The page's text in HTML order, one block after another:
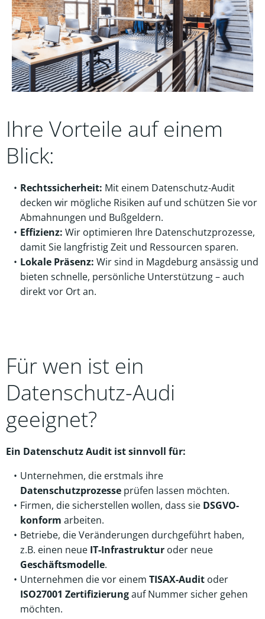
Ihre Vorteile auf einem
Blick:
Rechtssicherheit: Mit einem Datenschutz-Audit
decken wir mögliche Risiken auf und schützen Sie vor
Abmahnungen und Bußgeldern.
Effizienz: Wir optimieren Ihre Datenschutzprozesse,
damit Sie langfristig Zeit und Ressourcen sparen.
Lokale Präsenz: Wir sind in Magdeburg ansässig und
bieten schnelle, persönliche Unterstützung – auch
direkt vor Ort an.
Für wen ist ein
Datenschutz-Audi
geeignet?
Ein Datenschutz Audit ist sinnvoll für:
Unternehmen, die erstmals ihre
Datenschutzprozesse prüfen lassen möchten.
Firmen, die sicherstellen wollen, dass sie DSGVO-
konform arbeiten.
Betriebe, die Veränderungen durchgeführt haben,
z.B. einen neue IT-Infrastruktur oder neue
Geschäftsmodelle.
Unternehmen die vor einem TISAX-Auditoder
ISO27001 Zertifizierungauf Nummer sicher gehen
möchten.